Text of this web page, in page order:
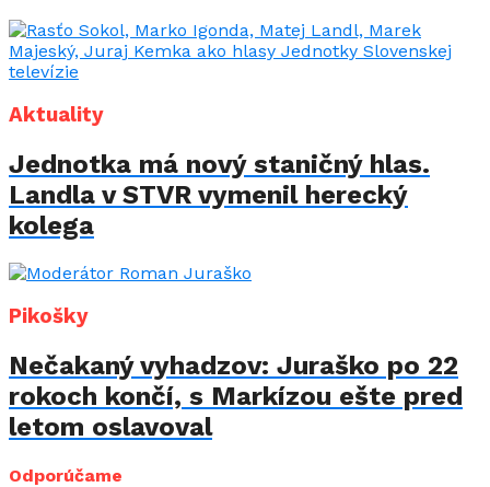
Aktuality
Jednotka má nový staničný hlas.
Landla v STVR vymenil herecký
kolega
Pikošky
Nečakaný vyhadzov: Juraško po 22
rokoch končí, s Markízou ešte pred
letom oslavoval
Odporúčame